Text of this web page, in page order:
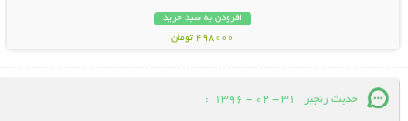
افزودن به سبد خرید
498000 تومان
حدیث رنجبر 31 - 02 - 1396
: